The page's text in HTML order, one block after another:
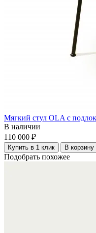
Мягкий стул OLA с
В наличии
110 000 ₽
Купить в 1 клик В корзину
Подобрать похожее